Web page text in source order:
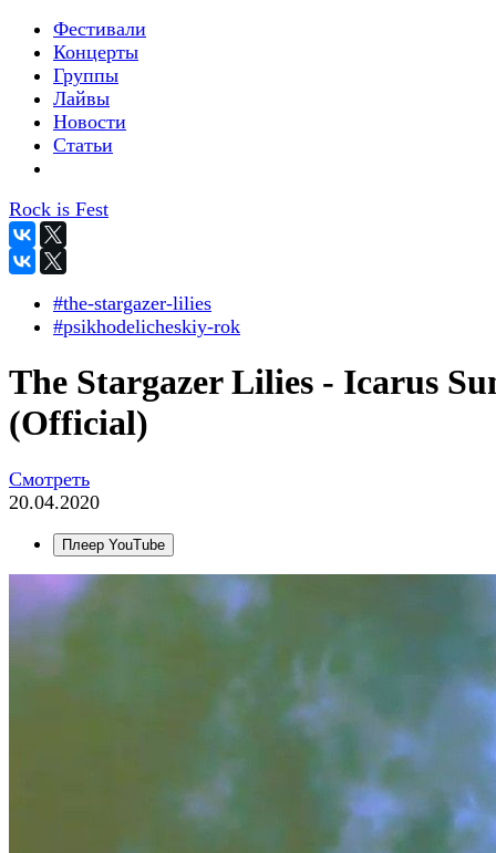
Фестивали
Концерты
Группы
Лайвы
Новости
Статьи
Rock is Fest
#the-stargazer-lilies
#psikhodelicheskiy-rok
The Stargazer Lilies - Icarus
(Official)
Смотреть
20.04.2020
Плеер YouTube